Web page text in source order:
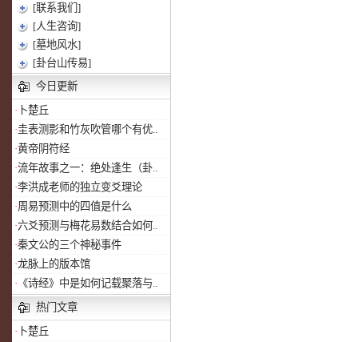
[联系我们]
[人生咨询]
[墓地风水]
[卦台山传易]
今日更新
· 卜楚丘
·圭表测影和竹灰吹管哪个有优..
·黄帝阴符经
·流年故事之一：绝处逢生（卦..
·李洪成老师的独立变爻理论
·周易预测中的四值是什么
·六爻预测与梅花易数结合如何..
·秦文公的三个神秘事件
·龙脉上的版本馆
· 《诗经》中是如何记载聚落与..
热门文章
· 卜楚丘